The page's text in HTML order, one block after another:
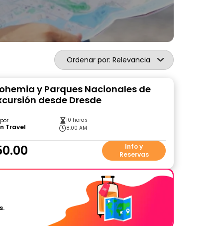
Ordenar por: Relevancia
y Parques Nacionales de
desde Dresde
Travel
10 horas
8:00 AM
Info y
Reservas